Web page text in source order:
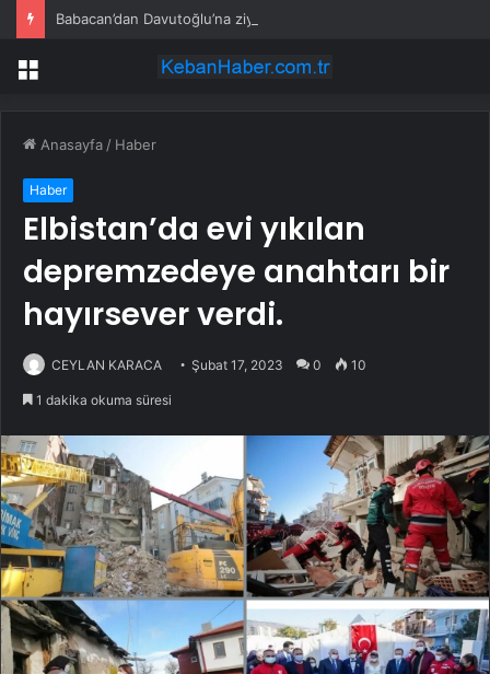
Babacan’dan Davutoğlu’na ziyaret
Menü
Anasayfa / Haber
Haber
Elbistan’da evi yıkılan
depremzedeye anahtarı bir
hayırsever verdi.
CEYLAN KARACA Şubat 17, 2023 0 10
1 dakika okuma süresi